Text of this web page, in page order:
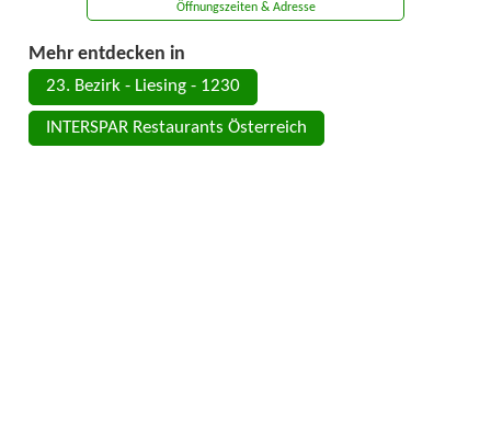
Öffnungszeiten & Adresse
Mehr entdecken in
23. Bezirk - Liesing - 1230
INTERSPAR Restaurants Österreich